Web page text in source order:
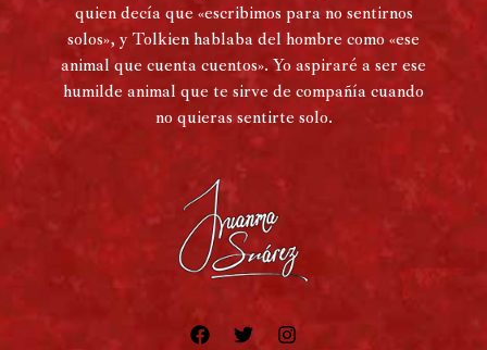
quien decía que «escribimos para no sentirnos
solos», y Tolkien hablaba del hombre como «ese
animal que cuenta cuentos». Yo aspiraré a ser ese
humilde animal que te sirve de compañía cuando
no quieras sentirte solo.